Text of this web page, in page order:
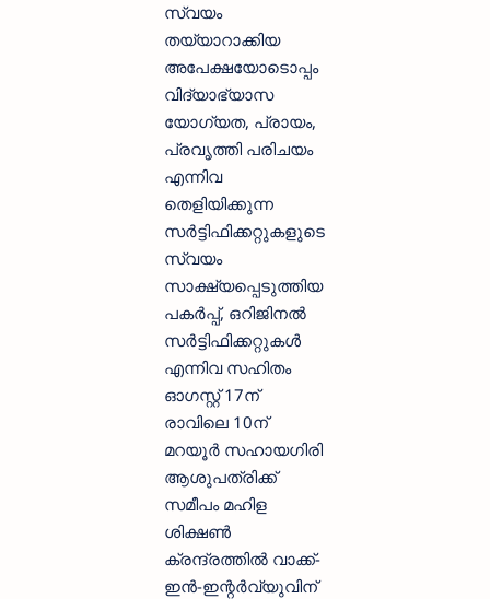
സ്വയം
തയ്യാറാക്കിയ
അപേക്ഷയോടൊപ്പം
വിദ്യാഭ്യാസ
യോഗ്യത, പ്രായം,
പ്രവൃത്തി പരിചയം
എന്നിവ
തെളിയിക്കുന്ന
സർട്ടിഫിക്കറ്റുകളുടെ
സ്വയം
സാക്ഷ്യപ്പെടുത്തിയ
പകർപ്പ്, ഒറിജിനൽ
സർട്ടിഫിക്കറ്റുകൾ
എന്നിവ സഹിതം
ഓഗസ്റ്റ് 17ന്
രാവിലെ 10ന്
മറയൂർ സഹായഗിരി
ആശുപത്രിക്ക്
സമീപം മഹിള
ശിക്ഷൺ
ക്രന്ദ്രത്തിൽ വാക്ക്-
ഇൻ-ഇന്റർവ്യുവിന്